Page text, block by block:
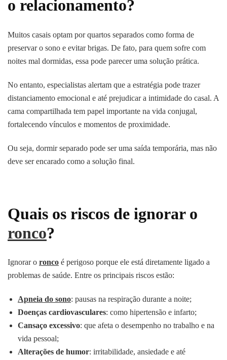
o relacionamento?
Muitos casais optam por quartos separados como forma de
preservar o sono e evitar brigas. De fato, para quem sofre com
noites mal dormidas, essa pode parecer uma solução prática.
No entanto, especialistas alertam que a estratégia pode trazer
distanciamento emocional e até prejudicar a intimidade do casal. A
cama compartilhada tem papel importante na vida conjugal,
fortalecendo vínculos e momentos de proximidade.
Ou seja, dormir separado pode ser uma saída temporária, mas não
deve ser encarado como a solução final.
Quais os riscos de ignorar o
ronco?
Ignorar o ronco é perigoso porque ele está diretamente ligado a
problemas de saúde. Entre os principais riscos estão:
Apneia do sono: pausas na respiração durante a noite;
Doenças cardiovasculares: como hipertensão e infarto;
Cansaço excessivo: que afeta o desempenho no trabalho e na
vida pessoal;
Alterações de humor: irritabilidade, ansiedade e até